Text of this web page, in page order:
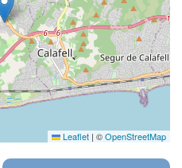
Leaflet | ©OpenStreetMap